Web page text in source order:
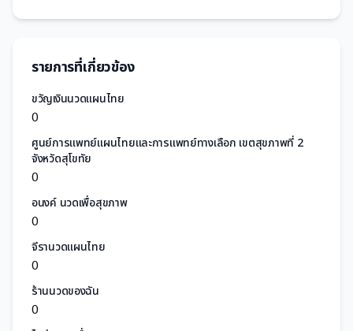
รายการที่เกี่ยวข้อง
ขวัญเงินนวดแผนไทย
0
ศูนย์การแพทย์แผนไทยและการแพทย์ทางเลือก เขตสุขภาพที่ 2
จังหวัดสุโขทัย
0
อนงค์ นวดเพื่อสุขภาพ
0
จีรานวดแผนไทย
0
ร้านนวดของฉัน
0